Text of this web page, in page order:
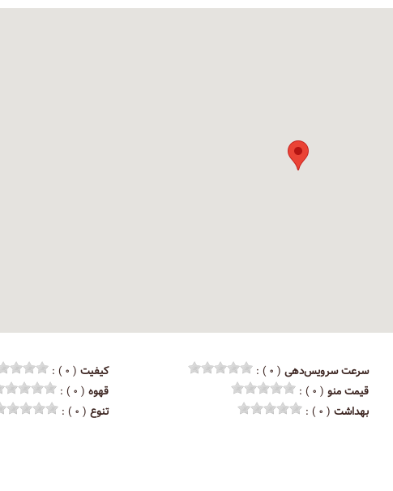
سرعت سرویس‌دهی ( ۰ ) : کیفیت ( ۰ ) :
قیمت منو ( ۰ ) : قهوه ( ۰ ) :
بهداشت ( ۰ ) : تنوع ( ۰ ) :